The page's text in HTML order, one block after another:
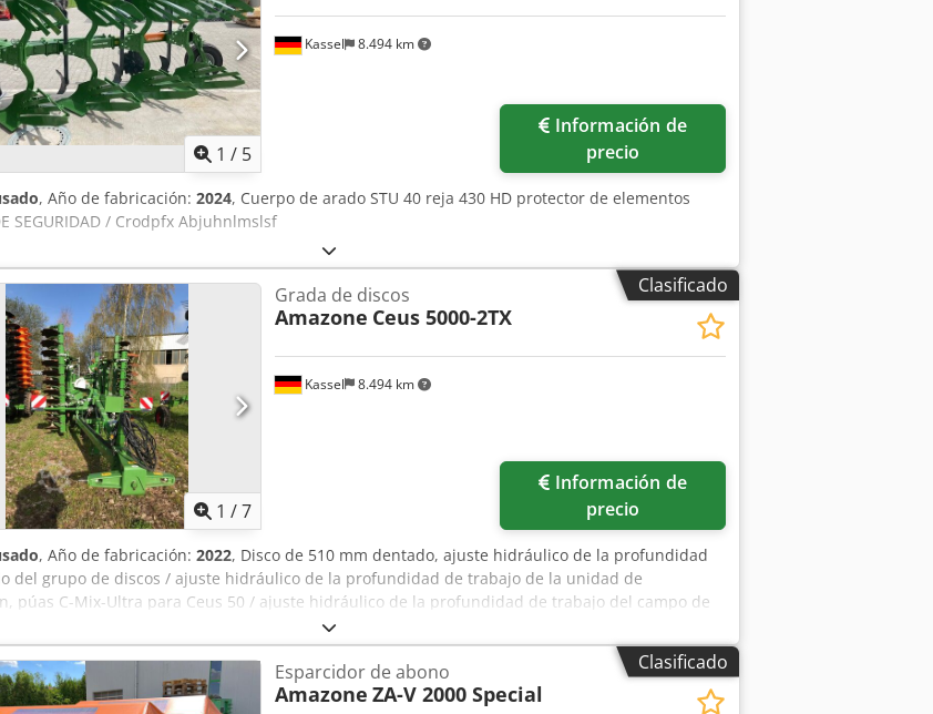
1 / 5
Kassel 8.494 km
precio
, Año de fabricación: 2024, Cuerpo de arado STU 40 reja 430 HD protector de elementos
SEGURIDAD / Crodpfx Abjuhnlmslsf
Clasificado
1 /7
Kassel 8.494 km
Grada de discos
Amazone Ceus 5000-2TX
precio
, Año de fabricación: 2022, Disco de 510 mm dentado, ajuste hidráulico de la profundidad
del grupo de discos / ajuste hidráulico de la profundidad de trabajo de la unidad de
púas C-Mix-Ultra para Ceus 50 / ajuste hidráulico de la profundidad de trabajo del campo de
lanza hidráulica HD CUCHILLA 80 mm / (14/K1) Codpfx Abjtz Tploljrf
Clasificado
Esparcidor de abono
Amazone ZA-V 2000 Special